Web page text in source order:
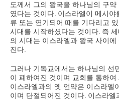
도께서 그의 왕국을 하나님의 구
였다는 것이다 이스라엘이 메시야
류 또는 연기되어 때를 기다리고 있
시대를 시작하셨다는 것이다 즉
의 시대는 이스라엘과 왕국 사이
진다
그러나 기독교에서는 하나님의 선
이 폐하여진 것이며 교회를 통하
이스라엘과의 옛 언약은 이스라엘
이며 단절되어진 것이다 이스라엘